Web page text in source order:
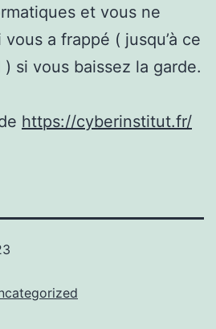
et vous ne
a frappé ( jusqu’à ce
) si vous baissez la garde.
https://cyberinstitut.fr/